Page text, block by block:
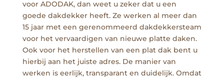
voor ADODAK, dan weet u zeker dat u een
goede dakdekker heeft. Ze werken al meer dan
15 jaar met een gerenommeerd dakdekkersteam
voor het vervaardigen van nieuwe platte daken.
Ook voor het herstellen van een plat dak bent u
hierbij aan het juiste adres. De manier van
werken is eerlijk, transparant en duidelijk. Omdat